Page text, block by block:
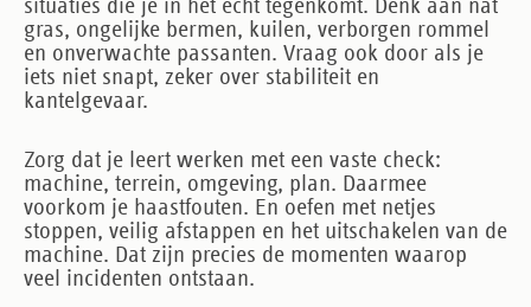
situaties die je in het echt tegenkomt. Denk aan nat
gras, ongelijke bermen, kuilen, verborgen rommel
en onverwachte passanten. Vraag ook door als je
iets niet snapt, zeker over stabiliteit en
kantelgevaar.
Zorg dat je leert werken met een vaste check:
machine, terrein, omgeving, plan. Daarmee
voorkom je haastfouten. En oefen met netjes
stoppen, veilig afstappen en het uitschakelen van de
machine. Dat zijn precies de momenten waarop
veel incidenten ontstaan.